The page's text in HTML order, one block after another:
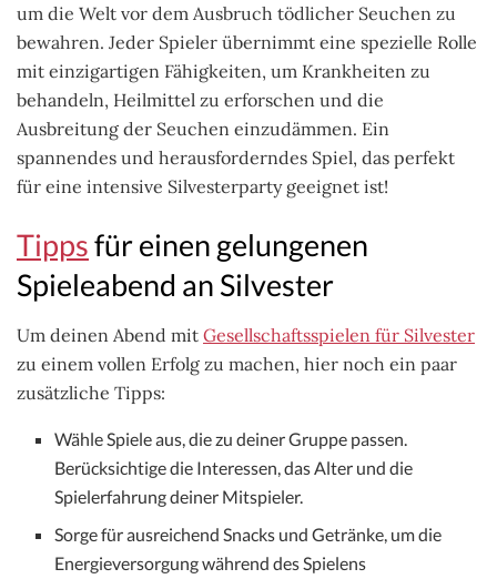
um die Welt vor dem Ausbruch tödlicher Seuchen zu
bewahren. Jeder Spieler übernimmt eine spezielle Rolle
mit einzigartigen Fähigkeiten, um Krankheiten zu
behandeln, Heilmittel zu erforschen und die
Ausbreitung der Seuchen einzudämmen. Ein
spannendes und herausforderndes Spiel, das perfekt
für eine intensive Silvesterparty geeignet ist!
Tippsfür einen gelungenen
Spieleabend an Silvester
Um deinen Abend mit Gesellschaftsspielen für Silvester
zu einem vollen Erfolg zu machen, hier noch ein paar
zusätzliche Tipps:
Wähle Spiele aus, die zu deiner Gruppe passen.
Berücksichtige die Interessen, das Alter und die
Spielerfahrung deiner Mitspieler.
Sorge für ausreichend Snacks und Getränke, um die
Energieversorgung während des Spielens